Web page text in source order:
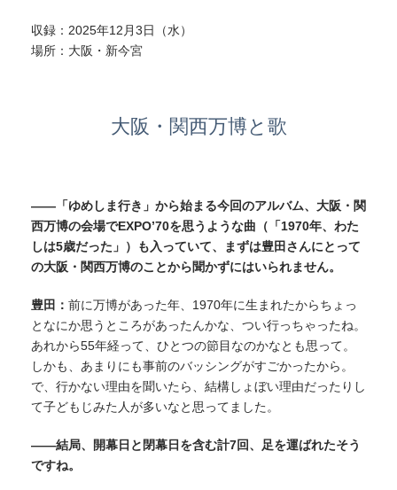
収録：2025年12月3日（水）
場所：大阪・新今宮
大阪・関西万博と歌
——「ゆめしま行き」から始まる今回のアルバム、大阪・関
西万博の会場でEXPO’70を思うような曲（「1970年、わた
しは5歳だった」）も入っていて、まずは豊田さんにとって
の大阪・関西万博のことから聞かずにはいられません。
豊田： 前に万博があった年、1970年に生まれたからちょっ
となにか思うところがあったんかな、つい行っちゃったね。
あれから55年経って、ひとつの節目なのかなとも思って。
しかも、あまりにも事前のバッシングがすごかったから。
で、行かない理由を聞いたら、結構しょぼい理由だったりし
て子どもじみた人が多いなと思ってました。
——結局、開幕日と閉幕日を含む計7回、足を運ばれたそう
ですね。